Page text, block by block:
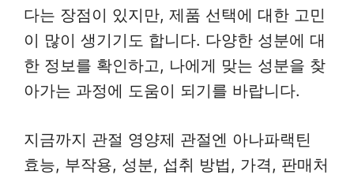
다는 장점이 있지만, 제품 선택에 대한 고민
이 많이 생기기도 합니다. 다양한 성분에 대
한 정보를 확인하고, 나에게 맞는 성분을 찾
아가는 과정에 도움이 되기를 바랍니다.
지금까지 관절 영양제 관절엔 아나파랙틴
효능, 부작용, 성분, 섭취 방법, 가격, 판매처